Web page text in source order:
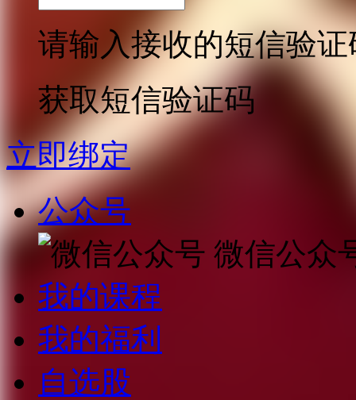
请输入接收的短信验证
获取短信验证码
立即绑定
公众号
微信公众
我的课程
我的福利
自选股